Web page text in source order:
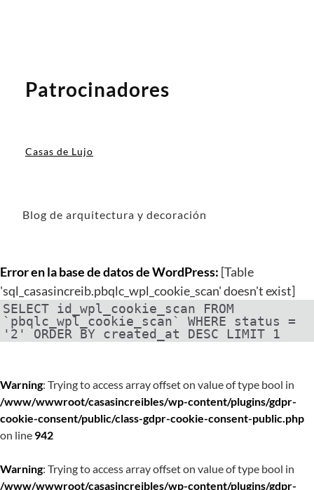
Patrocinadores
Casas de Lujo
Blog de arquitectura y decoración
Error en la base de datos de WordPress: [Table
'sql_casasincreib.pbqlc_wpl_cookie_scan' doesn't exist]
SELECT id_wpl_cookie_scan FROM
`pbqlc_wpl_cookie_scan` WHERE status =
'2' ORDER BY created_at DESC LIMIT 1
Warning: Trying to access array offset on value of type bool in
/www/wwwroot/casasincreibles/wp-content/plugins/gdpr-
cookie-consent/public/class-gdpr-cookie-consent-public.php
on line 942
Warning: Trying to access array offset on value of type bool in
/www/wwwroot/casasincreibles/wp-content/plugins/gdpr-